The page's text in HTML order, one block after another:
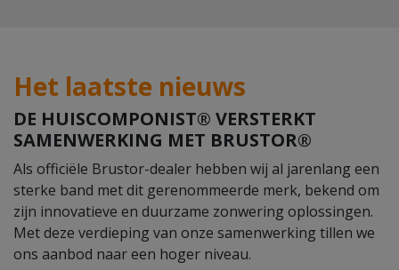
Het laatste nieuws
DE HUISCOMPONIST® VERSTERKT
SAMENWERKING MET BRUSTOR®
Als officiële Brustor-dealer hebben wij al jarenlang een
sterke band met dit gerenommeerde merk, bekend om
zijn innovatieve en duurzame zonwering oplossingen.
Met deze verdieping van onze samenwerking tillen we
ons aanbod naar een hoger niveau.